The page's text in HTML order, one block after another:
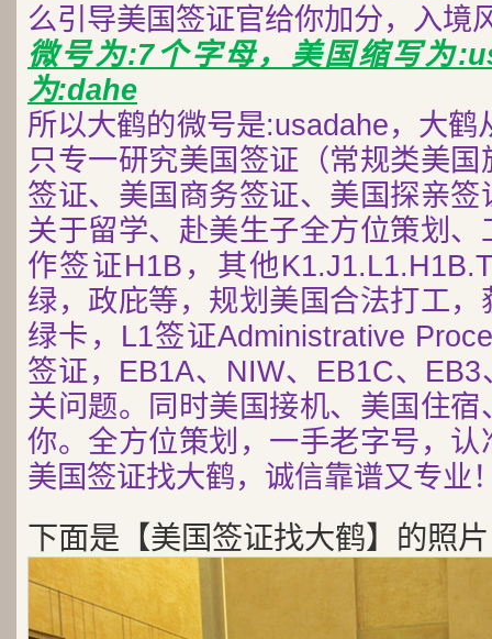
么引导美国签证官给你加分，入境
微号为:7个字母，美国缩写为
为:dahe
所以大鹤的微号是:usadahe，大鹤
只专一研究美国签证（常规类美
签证、美国商务签证、美国探亲
关于留学、赴美生子全方位策划
作签证H1B，其他
绿，政庇等，规划美国合法打工
绿卡，L1签证Administrative
签证，EB1A、NIW、EB1C、
关问题。同时美国接机、美国住
你。全方位策划，一手老字号，
美国签证找大鹤，诚信靠谱又专业
下面是【美国签证找大鹤】的照片